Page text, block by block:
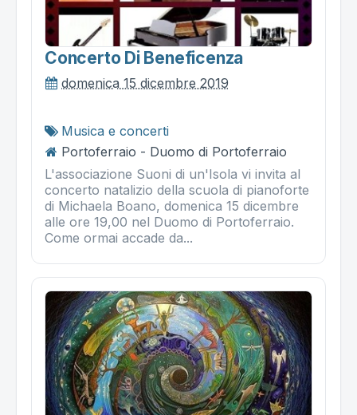
Concerto Di Beneficenza
domenica 15 dicembre 2019
Musica e concerti
Portoferraio - Duomo di Portoferraio
L'associazione Suoni di un'Isola vi invita al
concerto natalizio della scuola di pianoforte
di Michaela Boano, domenica 15 dicembre
alle ore 19,00 nel Duomo di Portoferraio.
Come ormai accade da...